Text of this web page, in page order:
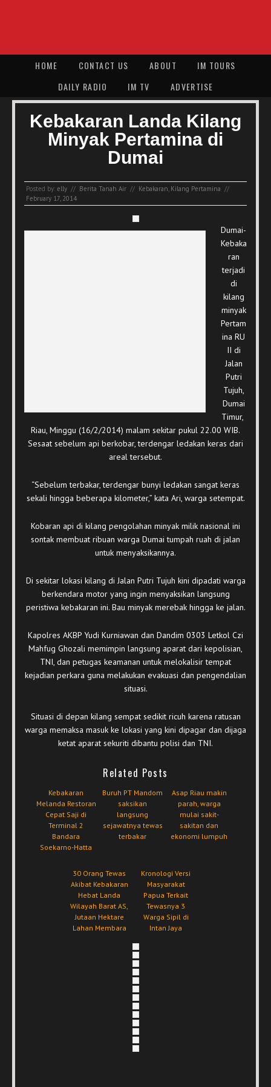
HOME CONTACT US ABOUT
IM TOURS
DAILY RADIO
IM TV ADVERTISE
Kebakaran Landa Kilang
Minyak Pertamina di
Dumai
Posted by: elly // Berita Tanah Air // Kebakaran, Kilang Pertamina //
February 17, 2014
Dumai-
Kebaka
ran
terjadi
di
kilang
minyak
Pertam
ina RU
II di
Jalan
Putri
Tujuh,
Dumai
Timur,
Riau, Minggu (16/2/2014) malam sekitar pukul 22.00 WIB.
Sesaat sebelum api berkobar, terdengar ledakan keras dari
areal tersebut.
“Sebelum terbakar, terdengar bunyi ledakan sangat keras
sekali hingga beberapa kilometer,” kata Ari, warga setempat.
Kobaran api di kilang pengolahan minyak milik nasional ini
sontak membuat ribuan warga Dumai tumpah ruah di jalan
untuk menyaksikannya.
Di sekitar lokasi kilang di Jalan Putri Tujuh kini dipadati warga
berkendara motor yang ingin menyaksikan langsung
peristiwa kebakaran ini. Bau minyak merebak hingga ke jalan.
Kapolres AKBP Yudi Kurniawan dan Dandim 0303 Letkol Czi
Mahfug Ghozali memimpin langsung aparat dari kepolisian,
TNI, dan petugas keamanan untuk melokalisir tempat
kejadian perkara guna melakukan evakuasi dan pengendalian
situasi.
Situasi di depan kilang sempat sedikit ricuh karena ratusan
warga memaksa masuk ke lokasi yang kini dipagar dan dijaga
ketat aparat sekuriti dibantu polisi dan TNI.
Related Posts
Kebakaran
Melanda Restoran
Cepat Saji di
Terminal 2
Bandara
Soekarno-Hatta
Buruh PT Mandom
saksikan
langsung
sejawatnya tewas
terbakar
Asap Riau makin
parah, warga
mulai sakit-
sakitan dan
ekonomi lumpuh
30 Orang Tewas
Akibat Kebakaran
Hebat Landa
Wilayah Barat AS,
Jutaan Hektare
Lahan Membara
Kronologi Versi
Masyarakat
Papua Terkait
Tewasnya 3
Warga Sipil di
Intan Jaya